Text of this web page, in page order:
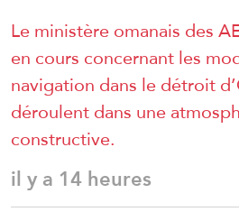
Le ministère omanais des
en cours concernant les
navigation dans le détroit
déroulent dans une
constructive.
il y a 14 heures